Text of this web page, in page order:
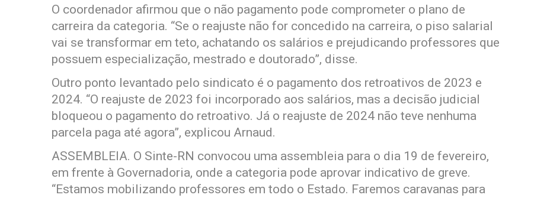
O coordenador afirmou que o não pagamento pode comprometer o plano de
carreira da categoria. “Se o reajuste não for concedido na carreira, o piso salarial
vai se transformar em teto, achatando os salários e prejudicando professores que
possuem especialização, mestrado e doutorado”, disse.
Outro ponto levantado pelo sindicato é o pagamento dos retroativos de 2023 e
2024. “O reajuste de 2023 foi incorporado aos salários, mas a decisão judicial
bloqueou o pagamento do retroativo. Já o reajuste de 2024 não teve nenhuma
parcela paga até agora”, explicou Arnaud.
ASSEMBLEIA. O Sinte-RN convocou uma assembleia para o dia 19 de fevereiro,
em frente à Governadoria, onde a categoria pode aprovar indicativo de greve.
“Estamos mobilizando professores em todo o Estado. Faremos caravanas para